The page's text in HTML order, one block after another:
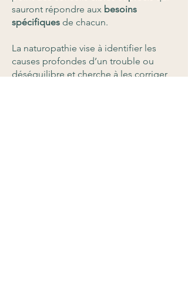
sauront répondre aux besoins
spécifiques de chacun.
La naturopathie vise à identifier les
causes profondes d’un trouble ou
déséquilibre et cherche à les corriger